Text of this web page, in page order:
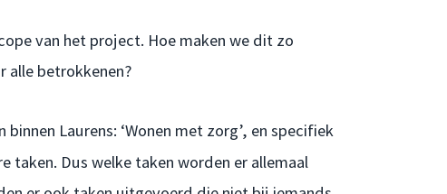
van het project. Hoe maken we dit zo
alle betrokkenen?
Laurens: ‘Wonen met zorg’, en specifiek
taken. Dus welke taken worden er allemaal